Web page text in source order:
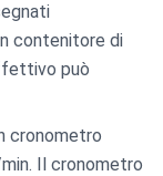
contenitore di
può
cronometro
Il cronometro